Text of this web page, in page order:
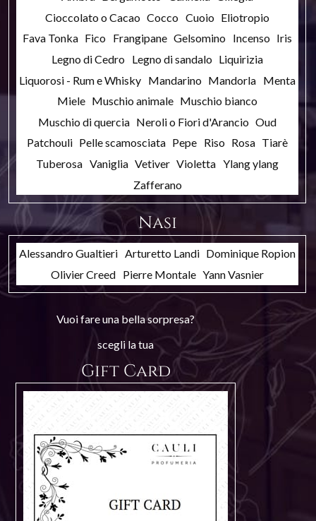
Cioccolato o Cacao Cocco Cuoio Eliotropio
Fava Tonka Fico Frangipane Gelsomino Incenso Iris
Legno di Cedro Legno di sandalo Liquirizia
Liquorosi - Rum e Whisky Mandarino Mandorla Menta
Miele Muschio animale Muschio bianco
Muschio di quercia Neroli o Fiori d'Arancio Oud
Patchouli Pelle scamosciata Pepe Riso Rosa Tiarè
Tuberosa Vaniglia Vetiver Violetta Ylang ylang
Zafferano
Nasi
Alessandro Gualtieri Arturetto Landi Dominique Ropion
Olivier Creed Pierre Montale Yann Vasnier
Vuoi fare una bella sorpresa?
scegli la tua
Gift Card